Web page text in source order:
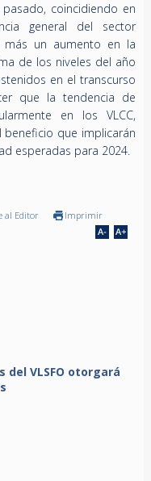
coincidiendo en
general del sector
un aumento en la
de los niveles del año
en el transcurso
que la tendencia de
en los VLCC,
que implicarán
esperadas para 2024.
al Editor Imprimir
del VLSFO otorgará